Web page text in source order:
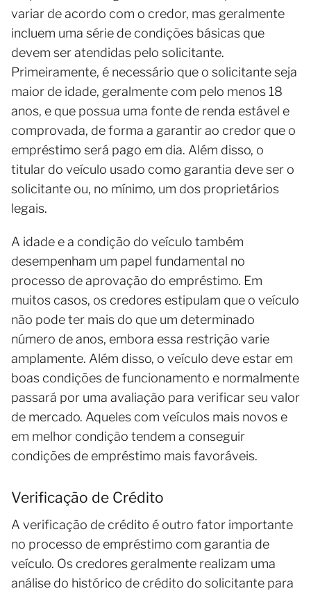
variar de acordo com o credor, mas geralmente
incluem uma série de condições básicas que
devem ser atendidas pelo solicitante.
Primeiramente, é necessário que o solicitante seja
maior de idade, geralmente com pelo menos 18
anos, e que possua uma fonte de renda estável e
comprovada, de forma a garantir ao credor que o
empréstimo será pago em dia. Além disso, o
titular do veículo usado como garantia deve ser o
solicitante ou, no mínimo, um dos proprietários
legais.
A idade e a condição do veículo também
desempenham um papel fundamental no
processo de aprovação do empréstimo. Em
muitos casos, os credores estipulam que o veículo
não pode ter mais do que um determinado
número de anos, embora essa restrição varie
amplamente. Além disso, o veículo deve estar em
boas condições de funcionamento e normalmente
passará por uma avaliação para verificar seu valor
de mercado. Aqueles com veículos mais novos e
em melhor condição tendem a conseguir
condições de empréstimo mais favoráveis.
Verificação de Crédito
A verificação de crédito é outro fator importante
no processo de empréstimo com garantia de
veículo. Os credores geralmente realizam uma
análise do histórico de crédito do solicitante para